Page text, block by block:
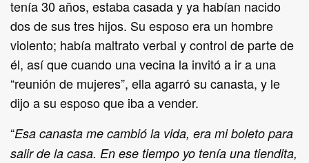
tenía 30 años, estaba casada y ya habían nacido
dos de sus tres hijos. Su esposo era un hombre
violento; había maltrato verbal y control de parte de
él, así que cuando una vecina la invitó a ir a una
“reunión de mujeres”, ella agarró su canasta, y le
dijo a su esposo que iba a vender.
“Esa canasta me cambió la vida, era mi boleto para
salir de la casa. En ese tiempo yo tenía una tiendita,